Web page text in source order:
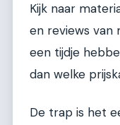
Kijk naar
en reviews van
een tijdje
dan welke
De trap is het